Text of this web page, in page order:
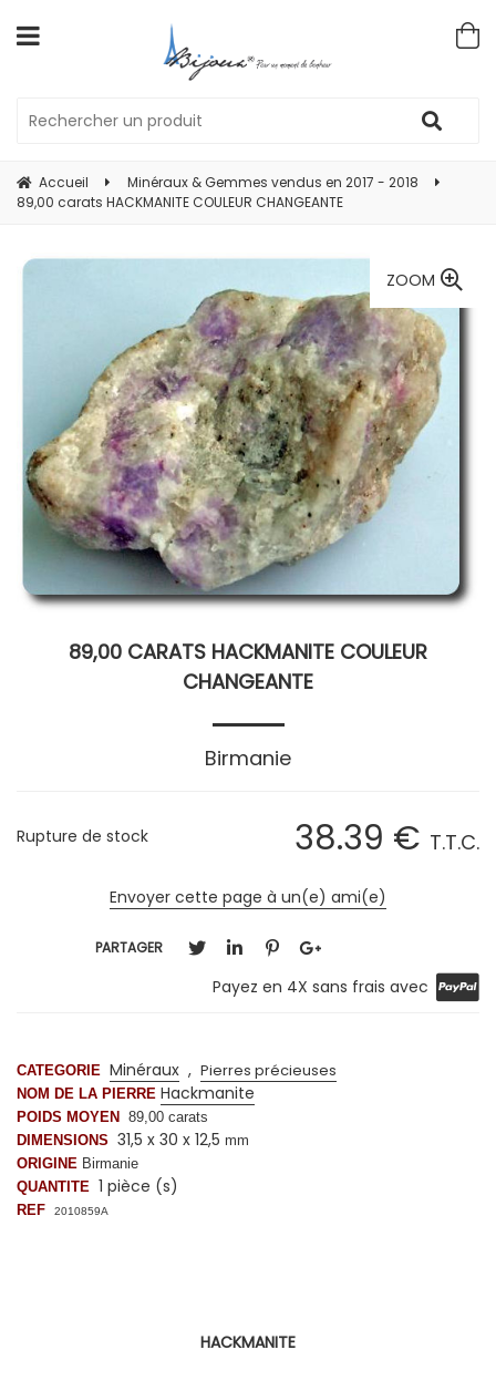
Accueil
Minéraux & Gemmes vendus en 2017 - 2018
89,00 carats HACKMANITE COULEUR CHANGEANTE
ZOOM
89,00 CARATS HACKMANITE COULEUR
CHANGEANTE
Birmanie
38.39 € T.T.C.
Rupture de stock
Envoyer cette page à un(e) ami(e)
PARTAGER
Payez en 4X sans frais avec
CATEGORIE Minéraux , Pierres précieuses
NOM DE LA PIERRE Hackmanite
POIDS MOYEN 89,00 carats
DIMENSIONS 31,5 x 30 x 12,5 mm
ORIGINE Birmanie
QUANTITE 1 pièce (s)
REF 2010859A
HACKMANITE